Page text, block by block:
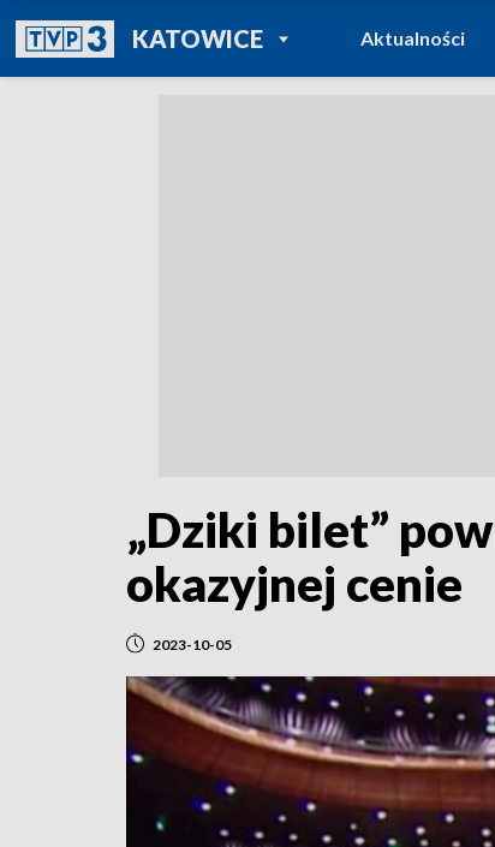
KATOWICEPOWRÓT DO
TVP REGIONY
Aktualności
„Dziki bilet”
okazyjnej cenie
2023-10-05